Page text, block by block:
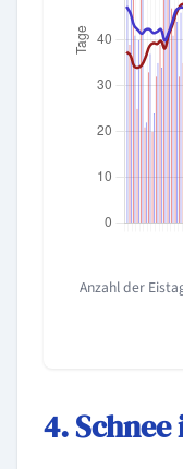
Anzahl der
4.